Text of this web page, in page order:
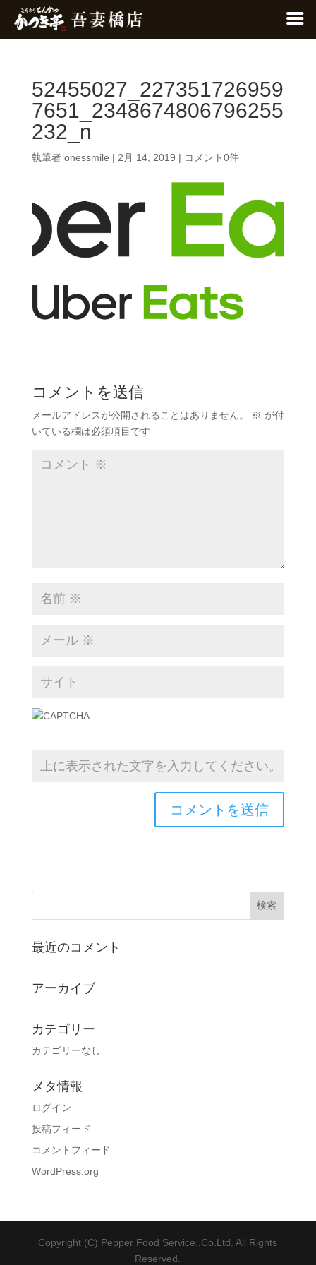
52455027_227351726959
7651_2348674806796255
232_n
執筆者 onessmile | 2月 14, 2019 | コメント0件
コメントを送信
メールアドレスが公開されることはありません。 ※ が付
いている欄は必須項目です
最近のコメント
アーカイブ
カテゴリー
カテゴリーなし
メタ情報
ログイン
投稿フィード
コメントフィード
WordPress.org
Copyright (C) Pepper Food Service.,Co.Ltd. All Rights
Reserved.